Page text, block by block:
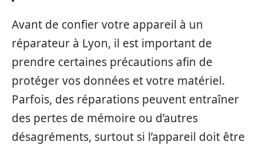
Avant de confier votre appareil à un
réparateur à Lyon, il est important de
prendre certaines précautions afin de
protéger vos données et votre matériel.
Parfois, des réparations peuvent entraîner
des pertes de mémoire ou d’autres
désagréments, surtout si l’appareil doit être